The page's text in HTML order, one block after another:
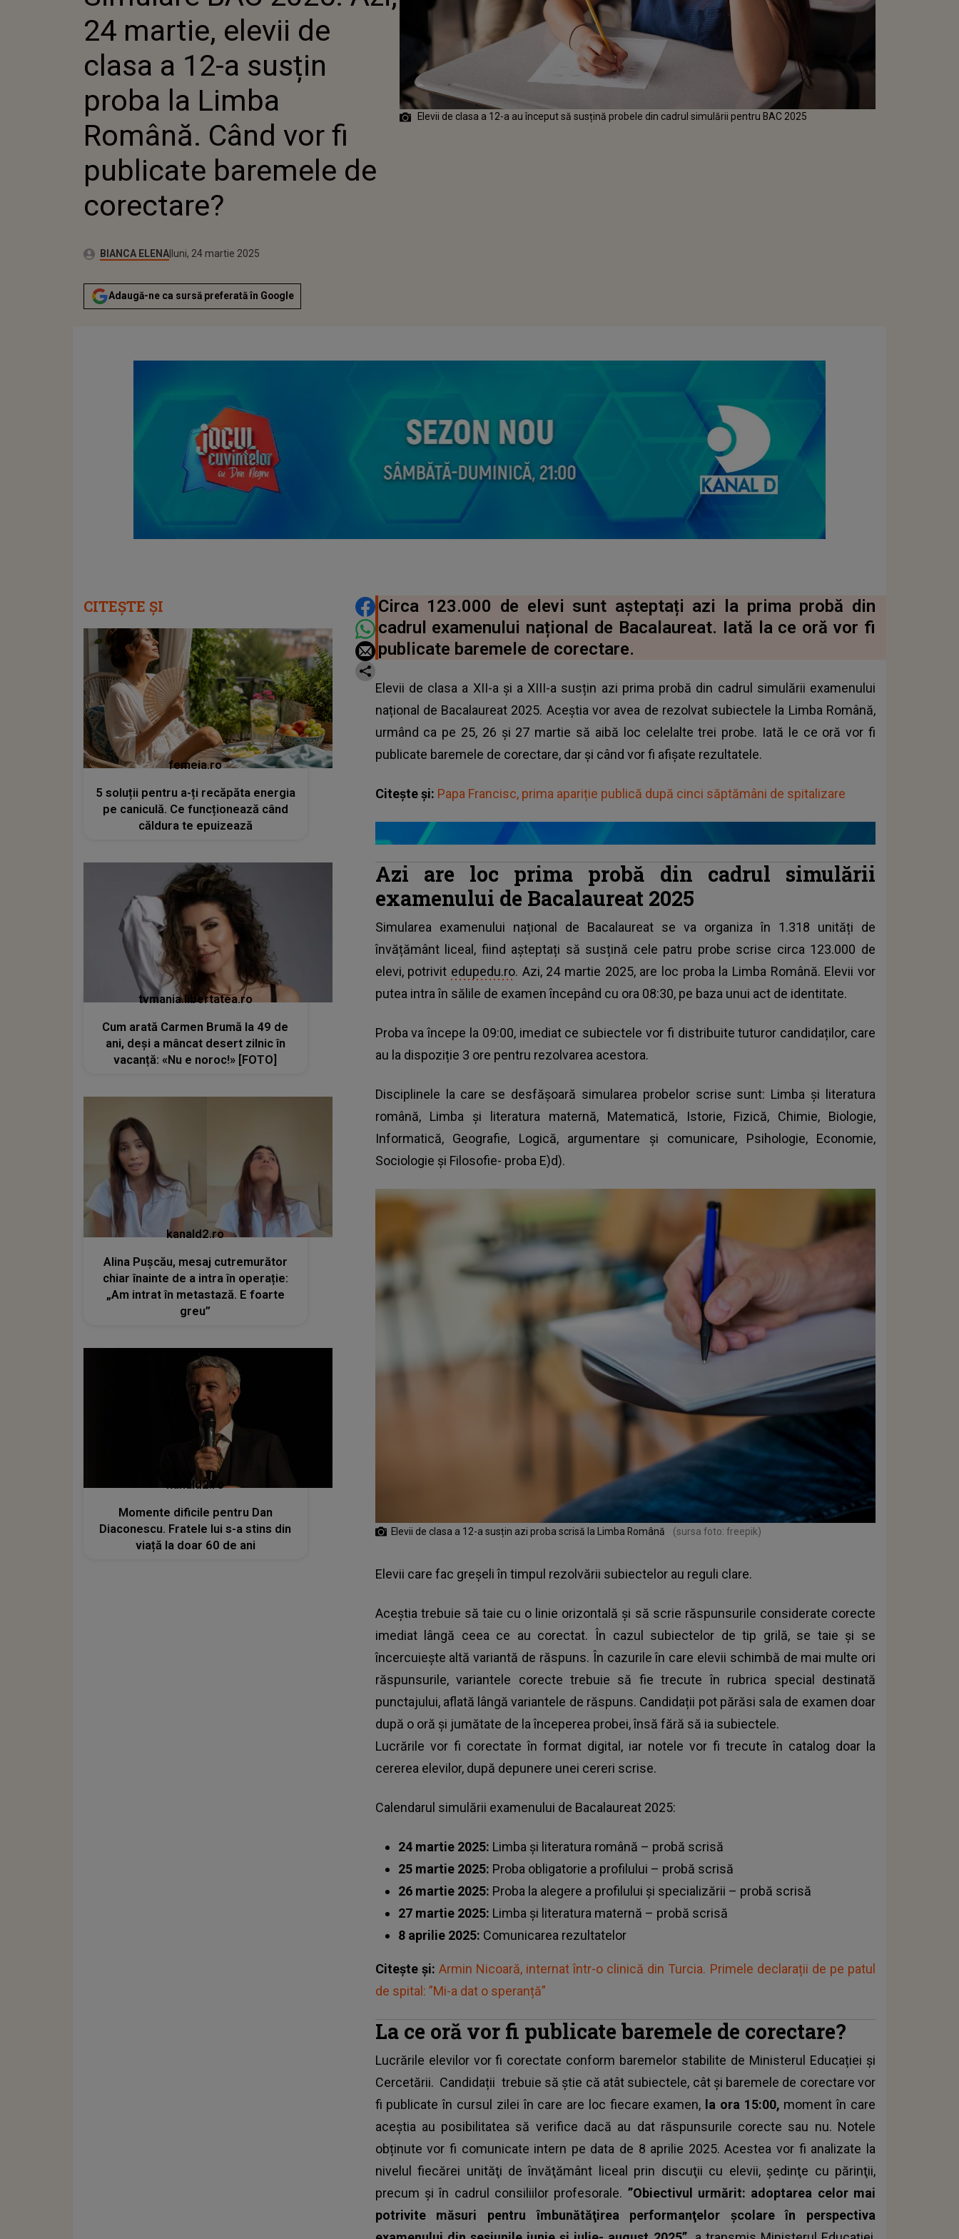
PROBA LA LIMBA
ROMÂNĂ. CÂND VOR FI
PUBLICATE BAREMELE DE
24 martie, elevii de
clasa a 12-a susțin
proba la Limba
Română. Când vor fi
publicate baremele de
corectare?
Autor:BIANCA ELENAPublicat:
luni, 24 martie 2025
Actualizat:
luni, 24 martie 2025
Adaugă-ne ca sursă preferată în Google
Elevii de clasa a 12-a au început să susțină probele din cadrul simulării pentru BAC 2025
DISTRIBUIE ARTICOLUL
Circa 123.000 de elevi sunt așteptați azi la prima probă din
cadrul examenului național de Bacalaureat. Iată la ce oră vor fi
publicate baremele de corectare.
Elevii de clasa a XII-a și a XIII-a susțin azi prima probă din cadrul simulării examenului
național de Bacalaureat 2025. Aceștia vor avea de rezolvat subiectele la Limba Română,
urmând ca pe 25, 26 și 27 martie să aibă loc celelalte trei probe. Iată le ce oră vor fi
publicate baremele de corectare, dar și când vor fi afișate rezultatele.
Citește și: Papa Francisc, prima apariție publică după cinci săptămâni de spitalizare
Azi are loc prima probă din cadrul simulării
examenului de Bacalaureat 2025
Simularea examenului național de Bacalaureatse va organiza în 1.318 unități de
învățământ liceal, fiind așteptați să susțină cele patru probe scrise circa 123.000 de
elevi, potrivit edupedu.ro. Azi, 24 martie 2025, are loc proba la Limba Română. Elevii vor
putea intra în sălile de examen începând cu ora 08:30, pe baza unui act de identitate.
Proba va începe la 09:00, imediat ce subiectele vor fi distribuite tuturor candidaților, care
au la dispoziție 3 ore pentru rezolvarea acestora.
Disciplinele la care se desfăşoară simularea probelor scrise sunt: Limba şi literatura
română, Limba şi literatura maternă, Matematică, Istorie, Fizică, Chimie, Biologie,
Informatică, Geografie, Logică, argumentare şi comunicare, Psihologie, Economie,
Sociologie şi Filosofie- proba E)d).
Elevii de clasa a 12-a susțin azi proba scrisă la Limba Română (sursa foto: freepik)
Elevii care fac greșeli în timpul rezolvării subiectelor au reguli clare.
Aceștia trebuie să taie cu o linie orizontală și să scrie răspunsurile considerate corecte
imediat lângă ceea ce au corectat. În cazul subiectelor de tip grilă, se taie și se
încercuiește altă variantă de răspuns. În cazurile în care elevii schimbă de mai multe ori
răspunsurile, variantele corecte trebuie să fie trecute în rubrica special destinată
punctajului, aflată lângă variantele de răspuns. Candidații pot părăsi sala de examen doar
după o oră și jumătate de la începerea probei, însă fără să ia subiectele.
Lucrările vor fi corectate în format digital, iar notele vor fi trecute în catalog doar la
cererea elevilor, după depunere unei cereri scrise.
Calendarul simulării examenului de Bacalaureat 2025:
24 martie 2025: ⁠Limba și literatura română – probă scrisă
25 martie 2025: ⁠Proba obligatorie a profilului – probă scrisă
26 martie 2025: Proba la alegere a profilului și specializării – probă scrisă
27 martie 2025: Limba și literatura maternă – probă scrisă
8 aprilie 2025: Comunicarea rezultatelor
Citește și: Armin Nicoară, internat într-o clinică din Turcia. Primele declarații de pe patul
de spital: ”Mi-a dat o speranță”
La ce oră vor fi publicate baremele de corectare?
Lucrările elevilor vor fi corectate conform baremelor stabilite de Ministerul Educației și
Cercetării. Candidații trebuie să știe că atât subiectele, cât și baremele de corectare vor
fi publicate în cursul zilei în care are loc fiecare examen, la ora 15:00, moment în care
aceștia au posibilitatea să verifice dacă au dat răspunsurile corecte sau nu. Notele
obținute vor fi comunicate intern pe data de 8 aprilie 2025. Acestea vor fi analizate la
nivelul fiecărei unităţi de învăţământ liceal prin discuţii cu elevii, şedinţe cu părinţii,
precum şi în cadrul consiliilor profesorale. ”Obiectivul urmărit: adoptarea celor mai
potrivite măsuri pentru îmbunătăţirea performanţelor şcolare în perspectiva
CITEȘTE ȘI
femeia.ro
5 soluții pentru a-ți recăpăta energia
pe caniculă. Ce funcționează când
căldura te epuizează
tvmania.libertatea.ro
Cum arată Carmen Brumă la 49 de
ani, deși a mâncat desert zilnic în
vacanță: «Nu e noroc!» [FOTO]
kanald2.ro
Alina Pușcău, mesaj cutremurător
chiar înainte de a intra în operație:
„Am intrat în metastază. E foarte
greu”
kanald2.ro
Momente dificile pentru Dan
Diaconescu. Fratele lui s-a stins din
viață la doar 60 de ani